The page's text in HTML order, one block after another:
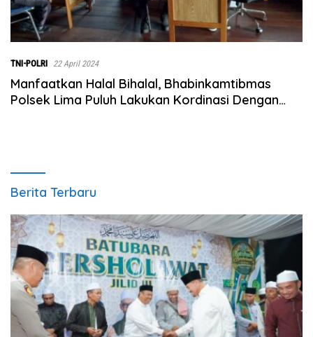
TNI-POLRI 22 April 2024
Manfaatkan Halal Bihalal, Bhabinkamtibmas
Polsek Lima Puluh Lakukan Kordinasi Dengan
Berita Terbaru